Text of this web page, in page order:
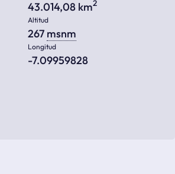
43.014,08 km2
Altitud
267 msnm
Longitud
-7.09959828